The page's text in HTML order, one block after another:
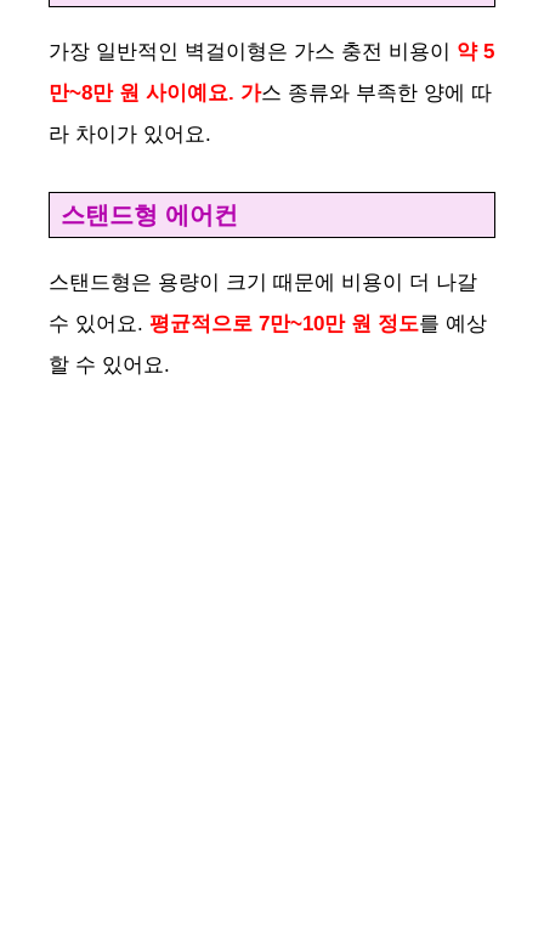
가장 일반적인 벽걸이형은 가스 충전 비용이 약 5
만~8만 원 사이예요. 가스 종류와 부족한 양에 따
라 차이가 있어요.
스탠드형 에어컨
스탠드형은 용량이 크기 때문에 비용이 더 나갈
수 있어요. 평균적으로 7만~10만 원 정도를 예상
할 수 있어요.